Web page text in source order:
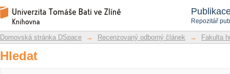
Repozitář
Hledat
Repozitář DSpace/Manakin
Domovská stránka DSpace → Recenzovaný odborný článek → Fakulta
Hledat